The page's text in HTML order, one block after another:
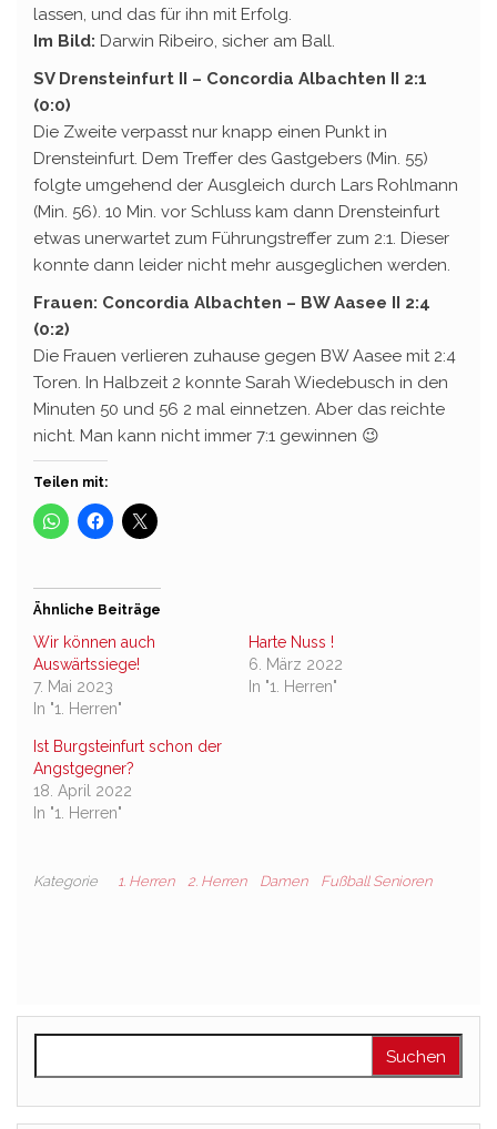
lassen, und das für ihn mit Erfolg.
Im Bild: Darwin Ribeiro, sicher am Ball.
SV Drensteinfurt II – Concordia Albachten II 2:1
(0:0)
Die Zweite verpasst nur knapp einen Punkt in
Drensteinfurt. Dem Treffer des Gastgebers (Min. 55)
folgte umgehend der Ausgleich durch Lars Rohlmann
(Min. 56). 10 Min. vor Schluss kam dann Drensteinfurt
etwas unerwartet zum Führungstreffer zum 2:1. Dieser
konnte dann leider nicht mehr ausgeglichen werden.
Frauen: Concordia Albachten – BW Aasee II 2:4
(0:2)
Die Frauen verlieren zuhause gegen BW Aasee mit 2:4
Toren. In Halbzeit 2 konnte Sarah Wiedebusch in den
Minuten 50 und 56 2 mal einnetzen. Aber das reichte
nicht. Man kann nicht immer 7:1 gewinnen 😉
Teilen mit:
Ähnliche Beiträge
Wir können auch
Auswärtssiege!
7. Mai 2023
In "1. Herren"
Harte Nuss !
6. März 2022
In "1. Herren"
Ist Burgsteinfurt schon der
Angstgegner?
18. April 2022
In "1. Herren"
Kategorie 1. Herren 2. Herren Damen Fußball Senioren